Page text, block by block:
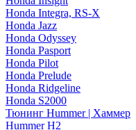
Honda Integra, RS-X
Honda Jazz
Honda Odyssey
Honda Pasport
Honda Pilot
Honda Prelude
Honda Ridgeline
Honda S2000
Тюнинг Hummer | Хаммер
Hummer H2